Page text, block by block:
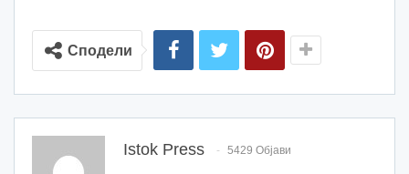
Сподели
Istok Press 5429 Објави